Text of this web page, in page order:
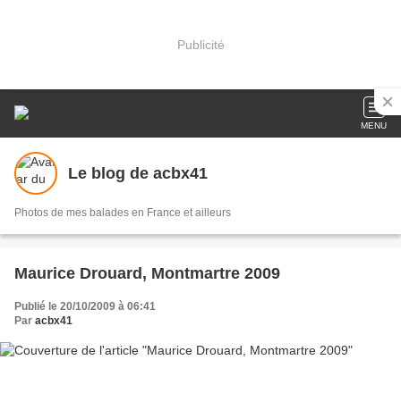
Publicité
MENU
Le blog de acbx41
Photos de mes balades en France et ailleurs
Maurice Drouard, Montmartre 2009
Publié le 20/10/2009 à 06:41
Par acbx41